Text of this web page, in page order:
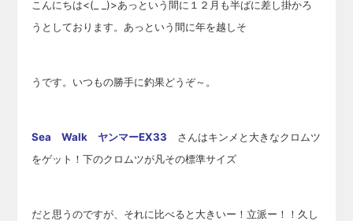
こんにちは<(_ _)>あっという間に１２月も半ばに差し掛かろ
うとしております。あっという間に年を越しそ
うです。いつもの勝手に釣果どうぞ～。
Sea Walk ヤンマーEX33 さんはキンメと大きなクロムツ
をゲット！下のクロムツが凡その標準サイズ
だと思うのですが、それに比べると大きいー！立派ー！！久し